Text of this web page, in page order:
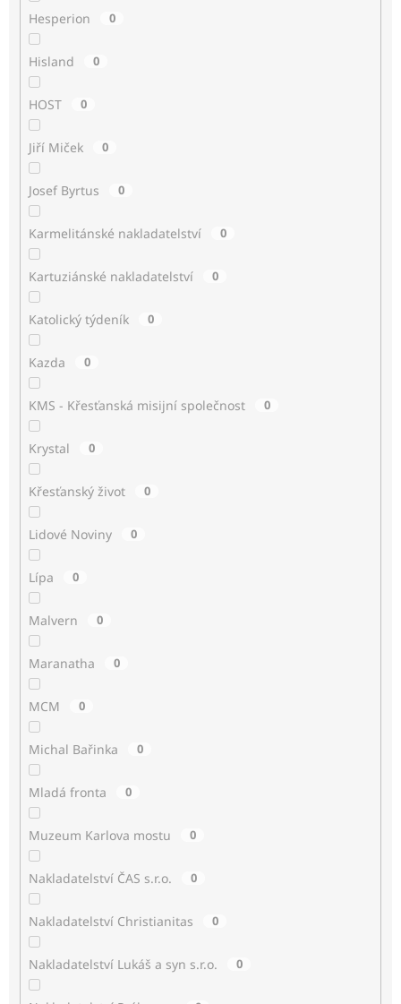
Hesperion 0
Hisland 0
HOST 0
Jiří Miček 0
Josef Byrtus 0
Karmelitánské nakladatelství 0
Kartuziánské nakladatelství 0
Katolický týdeník 0
Kazda 0
KMS - Křesťanská misijní společnost 0
Krystal 0
Křesťanský život 0
Lidové Noviny 0
Lípa 0
Malvern 0
Maranatha 0
MCM 0
Michal Bařinka 0
Mladá fronta 0
Muzeum Karlova mostu 0
Nakladatelství ČAS s.r.o. 0
Nakladatelství Christianitas 0
Nakladatelství Lukáš a syn s.r.o. 0